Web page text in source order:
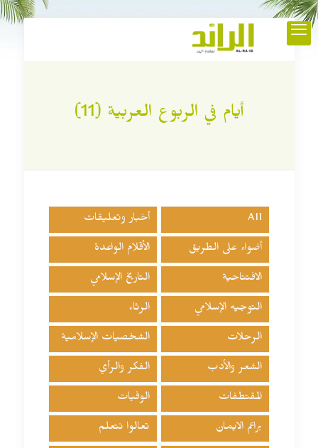
أيام في الربوع العربية (11)
All أخبار وتعليقات
أضواء على الطريق الأقلام الواعدة
الافتتاحية التاريخ الإسلامي
التوجيه الإسلامي الرثاء
الرحلات الشخصيات الإسلامية
الشعر والأدب الفكر والرأي
المقتطفات الوفيات
براعم الايمان تعالوا نتعلم